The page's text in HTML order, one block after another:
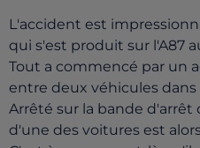
L'accident est
qui s'est produit sur l'A87
Tout a commencé par un
entre deux véhicules dans
Arrêté sur la bande d'arrêt
d'une des voitures est